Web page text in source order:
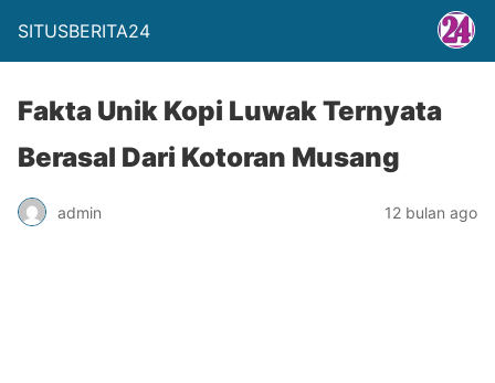
SITUSBERITA24
Fakta Unik Kopi Luwak Ternyata
Berasal Dari Kotoran Musang
admin 12 bulan ago